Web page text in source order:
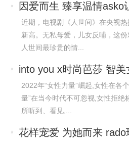
因爱而生 臻享温情asko
宠爱
近期，电视剧《人世间》在央视
新高。无私母爱，儿女反哺，这
人世间最珍贵的情...
into you x时尚芭莎 智美
论坛
2022年“女性力量”崛起,女性在各
量”在当今时代不可忽视,女性拒绝
所听到、看见,...
花样宠爱 为她而来